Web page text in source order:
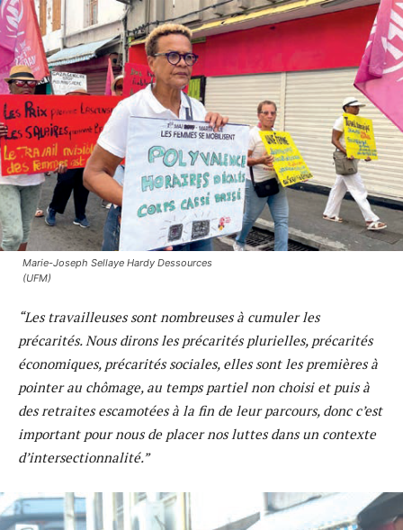
Marie-Joseph Sellaye Hardy Dessources
(UFM)
“Les travailleuses sont nombreuses à cumuler les
précarités. Nous dirons les précarités plurielles, précarités
économiques, précarités sociales, elles sont les premières à
pointer au chômage, au temps partiel non choisi et puis à
des retraites escamotées à la fin de leur parcours, donc c’est
important pour nous de placer nos luttes dans un contexte
d’intersectionnalité.”